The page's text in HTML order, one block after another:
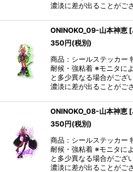
濃淡に差が出ることがご
ONINOKO_09-山本神恵 [
350円(税別)
商品：シールステッカー
耐候・強粘着 ※モニタに
と多少異なる場合がござ
濃淡に差が出ることがご
ONINOKO_08-山本神恵 [
350円(税別)
商品：シールステッカー
耐候・強粘着 ※モニタに
と多少異なる場合がござ
濃淡に差が出ることがご